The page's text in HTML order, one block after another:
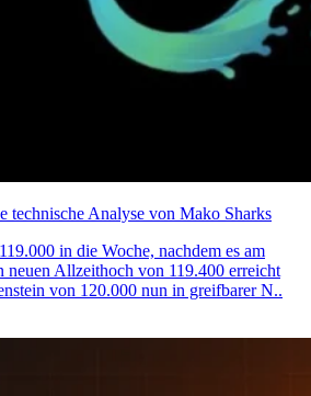
technische Analyse von Mako Sharks
in die Woche, nachdem es am
neuen Allzeithoch von 119.400 erreicht
von 120.000 nun in greifbarer N..